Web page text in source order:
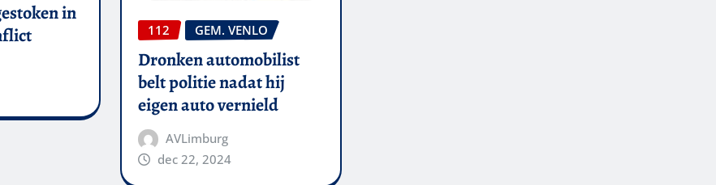
in
112 GEM. VENLO
Dronken automobilist
belt politie nadat hij
eigen auto vernield
AVLimburg
dec 22, 2024